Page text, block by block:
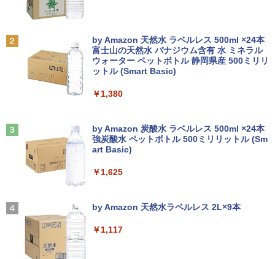
エントリーで最大10倍！ノートパソコン
｜東芝dynabook B55/65｜軽量 ｜ Micr
osoft Office 2024 可｜高性能｜Office付
き｜15.6インチ大画面｜Core i5 第8世代
tooth WEBカメラ内蔵 中古パソコン オ
￥25,000
【ポイント最大28倍】 Lenovo 11.6イン
リ 4GB eMMC 32GB chrome OS LTE
対応 FWXGA タッチ ディスプレイ タッ
チペン 付属 レノボ タブレット 82JCS0B
W00 【メーカー認定整備済品】
デスクトップパソコンDELL HP NEC 第
8〜10世代CoreI3I5選べる 21インチモニ
ター付き アウトレット 新品SSD最大1TB
rosoftoffice2024可 中古デスクトップパ
￥29,800
古デスクトップパソコン Windows11 off
ice付き｜メモリ8GB SSD256GB HDD50
0GB｜ デスクトップ Microsoft office
第8世代｜セット購入可能｜デスクトップ
2
【マラソンセール期間中ポイント5倍】中
古モニター 21.5インチ ワイド フルHD 広
視野角パネル ノングレア PRINCETON P
TFBDE-22W ブラック VGA DVI HDMI ス
ピーカー搭載 チルト 送料無料 30日保証
【おまかせ】モニター 24インチ 1920x1
スプレイ
￥1,980
1OC Vol.7 （TJMOOK）
教育委員会 ]
￥22,000
Anker Soundcore P31i ブラック
￥5,990
ラック
￥14,990
レスイヤホン bluetooth イヤホン V12 小型
軽量 ブルートゥースHi-Fi 最大36時間再生 ぶ
るーとゅーす コードレス ENCノイズキャン
セリング 自動ペアリング Type-C充電 マイク
BRUCE WAYNE feat. Flo Milli, ATL Jacob
[Explicit]
￥250
￥250
by Amazon 天然水 ラベルレス 500ml ×24本
富士山の天然水 バナジウム含有 水 ミネラル
ウォーター ペットボトル 静岡県産 500ミリリ
ットル (Smart Basic)
￥1,380
by Amazon 炭酸水 ラベルレス 500ml ×24本
強炭酸水 ペットボトル 500ミリリットル (Sm
art Basic)
￥1,625
by Amazon 天然水ラベルレス 2L×9本
￥1,117